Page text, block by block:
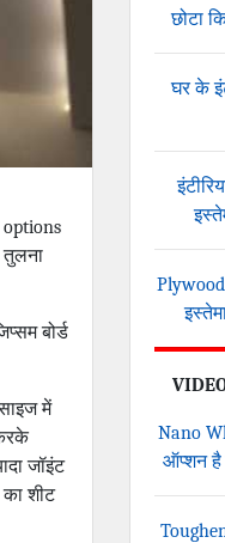
तुलना
बोर्ड
में
जॉइंट
शीट
छोटा
घर के
Nano
ऑप्शन है